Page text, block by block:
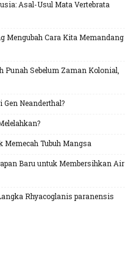
Asal-Usul Mata Vertebrata
Mengubah Cara Kita Memandang
Sebelum Zaman Kolonial,
Gen Neanderthal?
Tubuh Mangsa
Baru untuk Membersihkan Air
Rhyacoglanis paranensis